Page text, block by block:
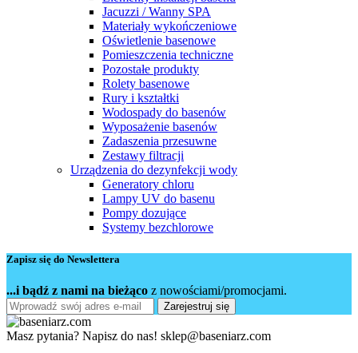
Jacuzzi / Wanny SPA
Materiały wykończeniowe
Oświetlenie basenowe
Pomieszczenia techniczne
Pozostałe produkty
Rolety basenowe
Rury i kształtki
Wodospady do basenów
Wyposażenie basenów
Zadaszenia przesuwne
Zestawy filtracji
Urządzenia do dezynfekcji wody
Generatory chloru
Lampy UV do basenu
Pompy dozujące
Systemy bezchlorowe
Zapisz się do Newslettera
...i bądź z nami na bieżąco z nowościami/promocjami.
Zarejestruj się
Masz pytania? Napisz do nas! sklep@baseniarz.com